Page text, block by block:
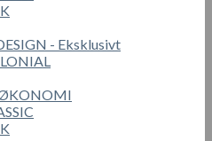
- Eksklusivt